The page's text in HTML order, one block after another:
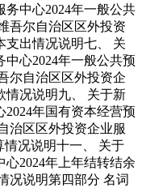
中心2024年一般公共
吾尔自治区区外投资
支出情况说明七、 关
心2024年一般公共预
尔自治区区外投资企
情况说明九、 关于新
年国有资本经营预
治区区外投资企业服
情况说明十一、 关于
2024年上年结转结余
况说明第四部分 名词